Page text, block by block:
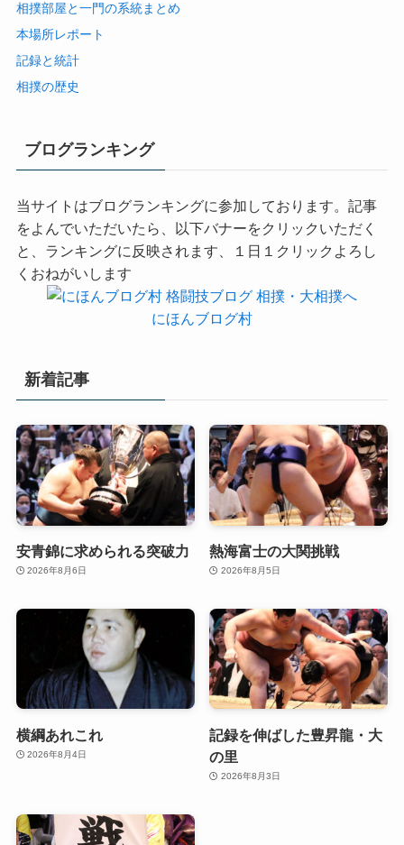
相撲部屋と一門の系統まとめ
本場所レポート
記録と統計
相撲の歴史
ブログランキング
当サイトはブログランキングに参加しております。記事
をよんでいただいたら、以下バナーをクリックいただく
と、ランキングに反映されます、１日１クリックよろし
くおねがいします
にほんブログ村
新着記事
安青錦に求められる突破力
2026年8月6日
熱海富士の大関挑戦
2026年8月5日
横綱あれこれ
2026年8月4日
記録を伸ばした豊昇龍・大
の里
2026年8月3日